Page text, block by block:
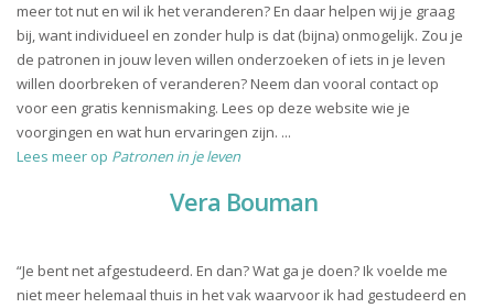
meer tot nut en wil ik het veranderen? En daar helpen wij je graag
bij, want individueel en zonder hulp is dat (bijna) onmogelijk. Zou je
de patronen in jouw leven willen onderzoeken of iets in je leven
willen doorbreken of veranderen? Neem dan vooral contact op
voor een gratis kennismaking. Lees op deze website wie je
voorgingen en wat hun ervaringen zijn. ...
Lees meer op Patronen in je leven
Vera Bouman
“Je bent net afgestudeerd. En dan? Wat ga je doen? Ik voelde me
niet meer helemaal thuis in het vak waarvoor ik had gestudeerd en